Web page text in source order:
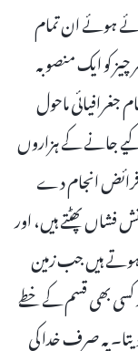
ہوئے ان تمام
کو ایک منصوبہ
جغرافیائی ماحول
جانے کے ہزاروں
فرائض انجام دے
پھٹتے ہیں، اور
ہیں جب زمین
کسی بھی قسم کے خطے
یہ صرف خدا کی